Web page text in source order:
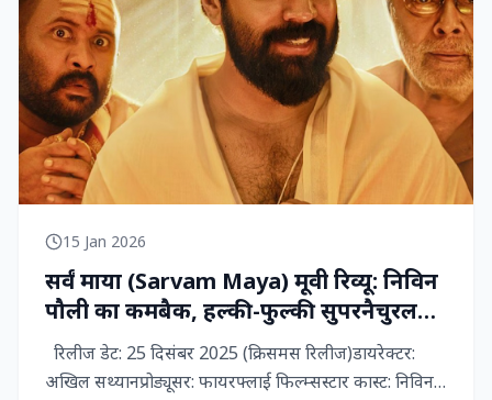
15 Jan 2026
सर्वं माया (Sarvam Maya) मूवी रिव्यू: निविन
पौली का कमबैक, हल्की-फुल्की सुपरनैचुरल
कॉमेडी जो दिल को छू जाती है
रिलीज डेट: 25 दिसंबर 2025 (क्रिसमस रिलीज)डायरेक्टर:
अखिल सथ्यानप्रोड्यूसर: फायरफ्लाई फिल्म्सस्टार कास्ट: निविन